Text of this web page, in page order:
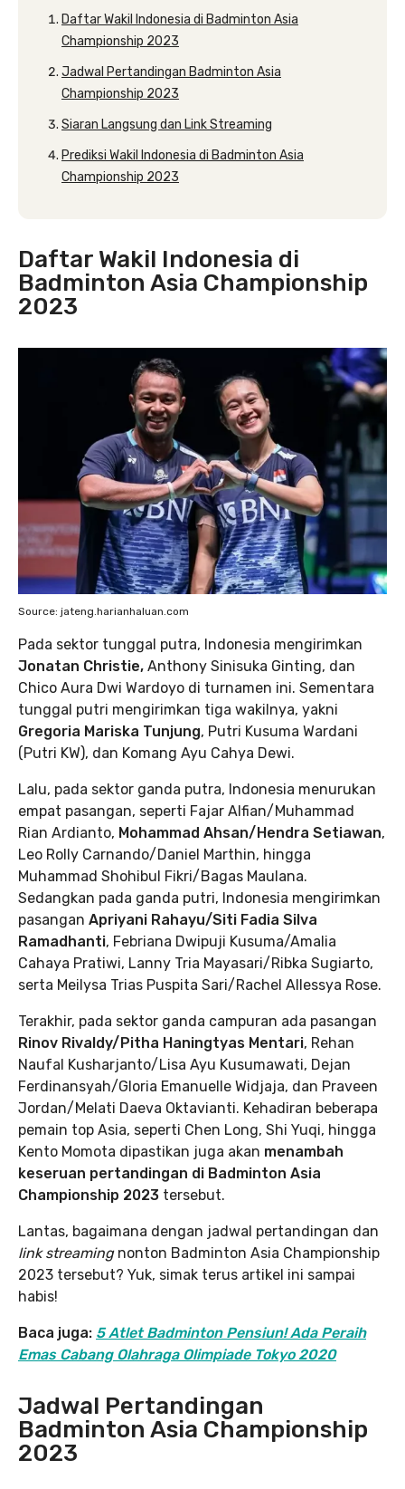
Daftar Wakil Indonesia di Badminton Asia
Championship 2023
Jadwal Pertandingan Badminton Asia
Championship 2023
Siaran Langsung dan Link Streaming
Prediksi Wakil Indonesia di Badminton Asia
Championship 2023
Daftar Wakil Indonesia di
Badminton Asia Championship
2023
Source: jateng.harianhaluan.com
Pada sektor tunggal putra, Indonesia mengirimkan
Jonatan Christie, Anthony Sinisuka Ginting, dan
Chico Aura Dwi Wardoyo di turnamen ini. Sementara
tunggal putri mengirimkan tiga wakilnya, yakni
Gregoria Mariska Tunjung, Putri Kusuma Wardani
(Putri KW), dan Komang Ayu Cahya Dewi.
Lalu, pada sektor ganda putra, Indonesia menurukan
empat pasangan, seperti Fajar Alfian/Muhammad
Rian Ardianto, Mohammad Ahsan/Hendra Setiawan,
Leo Rolly Carnando/Daniel Marthin, hingga
Muhammad Shohibul Fikri/Bagas Maulana.
Sedangkan pada ganda putri, Indonesia mengirimkan
pasangan Apriyani Rahayu/Siti Fadia Silva
Ramadhanti, Febriana Dwipuji Kusuma/Amalia
Cahaya Pratiwi, Lanny Tria Mayasari/Ribka Sugiarto,
serta Meilysa Trias Puspita Sari/Rachel Allessya Rose.
Terakhir, pada sektor ganda campuran ada pasangan
Rinov Rivaldy/Pitha Haningtyas Mentari, Rehan
Naufal Kusharjanto/Lisa Ayu Kusumawati, Dejan
Ferdinansyah/Gloria Emanuelle Widjaja, dan Praveen
Jordan/Melati Daeva Oktavianti. Kehadiran beberapa
pemain top Asia, seperti Chen Long, Shi Yuqi, hingga
Kento Momota dipastikan juga akan menambah
keseruan pertandingan di Badminton Asia
Championship 2023 tersebut.
Lantas, bagaimana dengan jadwal pertandingan dan
link streaming nonton Badminton Asia Championship
2023 tersebut? Yuk, simak terus artikel ini sampai
habis!
Baca juga: 5 Atlet Badminton Pensiun! Ada Peraih
Emas Cabang Olahraga Olimpiade Tokyo 2020
Jadwal Pertandingan
Badminton Asia Championship
2023